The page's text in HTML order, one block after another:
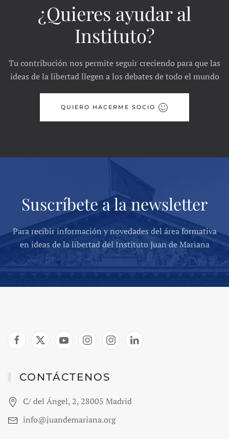
¿Quieres ayudar al
Instituto?
Tu contribución nos permite seguir creciendo para que las
ideas de la libertad llegen a los debates de todo el mundo
QUIERO HACERME SOCIO
Suscríbete a la newsletter
Para recibir información y novedades del área formativa
en ideas de la libertad del Instituto Juan de Mariana
CONTÁCTENOS
C/ del Ángel, 2, 28005 Madrid
info@juandemariana.org